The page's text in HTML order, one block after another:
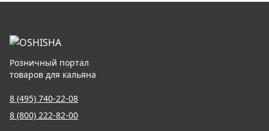
Розничный портал
товаров для кальяна
8 (495) 740-22-08
8 (800) 222-82-00